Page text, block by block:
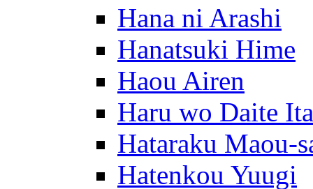
Hana ni Arashi
Hanatsuki Hime
Haou Airen
Haru wo Daite Ita
Hataraku Maou-
Hatenkou Yuugi